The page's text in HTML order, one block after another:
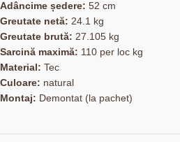
Adâncime ședere: 52 cm
Greutate netă: 24.1 kg
Greutate brută: 27.105 kg
Sarcină maximă: 110 per loc kg
Material: Tec
Culoare: natural
Montaj: Demontat (la pachet)